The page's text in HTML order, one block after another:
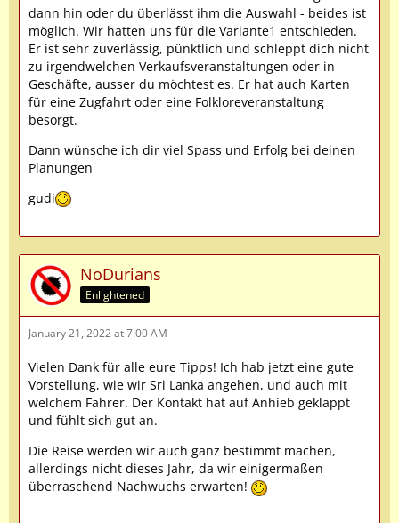
dann hin oder du überlässt ihm die Auswahl - beides ist
möglich. Wir hatten uns für die Variante1 entschieden.
Er ist sehr zuverlässig, pünktlich und schleppt dich nicht
zu irgendwelchen Verkaufsveranstaltungen oder in
Geschäfte, ausser du möchtest es. Er hat auch Karten
für eine Zugfahrt oder eine Folkloreveranstaltung
besorgt.
Dann wünsche ich dir viel Spass und Erfolg bei deinen
Planungen
gudi
NoDurians
Enlightened
January 21, 2022 at 7:00 AM
Vielen Dank für alle eure Tipps! Ich hab jetzt eine gute
Vorstellung, wie wir Sri Lanka angehen, und auch mit
welchem Fahrer. Der Kontakt hat auf Anhieb geklappt
und fühlt sich gut an.
Die Reise werden wir auch ganz bestimmt machen,
allerdings nicht dieses Jahr, da wir einigermaßen
überraschend Nachwuchs erwarten!